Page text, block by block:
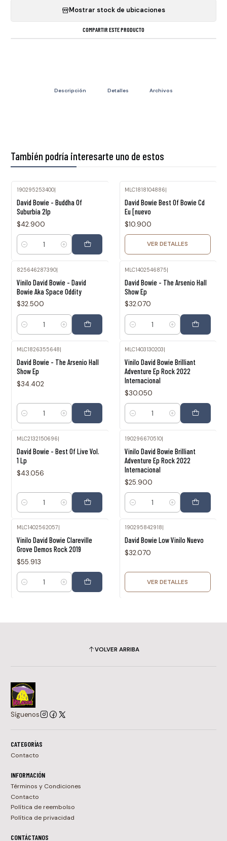
Mostrar stock de ubicaciones
COMPARTIR ESTE PRODUCTO
Descripción Detalles Archivos
También podría interesarte uno de estos
190295253400|
David Bowie - Buddha Of
Suburbia 2lp
$42.900
Cantidad
MLC1818104886|
David Bowie Best Of Bowie Cd
Eu [nuevo
$10.900
VER DETALLES
825646287390|
Vinilo David Bowie - David
Bowie Aka Space Oddity
$32.500
Cantidad
MLC1402546875|
David Bowie - The Arsenio Hall
Show Ep
$32.070
Cantidad
MLC1826355648
David Bowie - The Arsenio Hall
Show Ep
$34.402
Cantidad
MLC1403130203
Vinilo David Bowie Brilliant
Adventure Ep Rock 2022
Internacional
$30.050
Cantidad
MLC2132150696|
David Bowie - Best Of Live Vol.
1 Lp
$43.056
Cantidad
190296670510|
Vinilo David Bowie Brilliant
Adventure Ep Rock 2022
Internacional
$25.900
Cantidad
MLC1402562057
Vinilo David Bowie Clareville
Grove Demos Rock 2019
$55.913
Cantidad
190295842918
David Bowie Low Vinilo Nuevo
$32.070
VER DETALLES
VOLVER ARRIBA
Síguenos
CATEGORÍAS
Contacto
INFORMACIÓN
Términos y Condiciones
Contacto
Política de reembolso
Política de privacidad
CONTÁCTANOS